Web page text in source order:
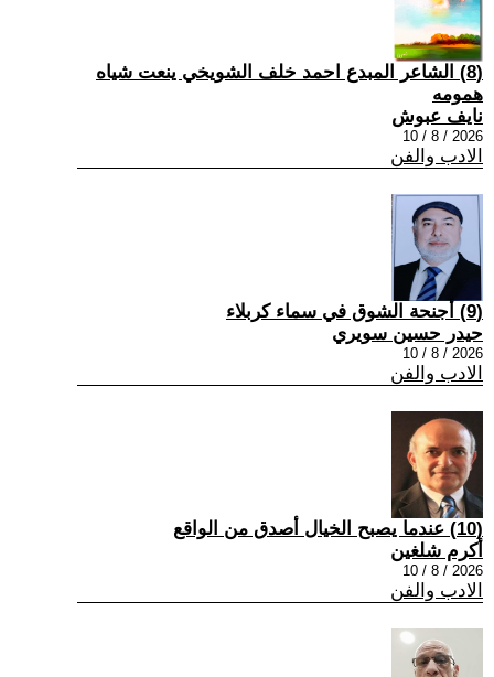
(8) الشاعر المبدع احمد خلف الشويخي ينعت شياه
همومه
نايف عبوش
2026 / 8 / 10
الادب والفن
(9) أجنحة الشوق في سماء كربلاء
حيدر حسين سويري
2026 / 8 / 10
الادب والفن
(10) عندما يصبح الخيال أصدق من الواقع
أكرم شلغين
2026 / 8 / 10
الادب والفن